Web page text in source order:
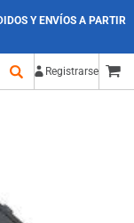
Y ENVÍOS A PARTIR
Registrarse